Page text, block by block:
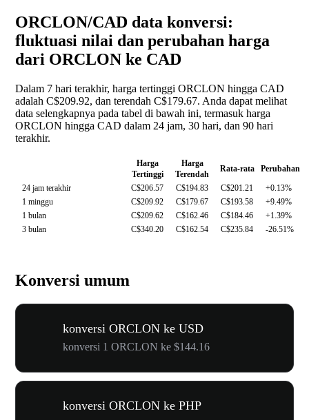
ORCLON/CAD data konversi:
fluktuasi nilai dan perubahan harga
dari ORCLON ke CAD
Dalam 7 hari terakhir, harga tertinggi ORCLON hingga CAD
adalah C$209.92, dan terendah C$179.67. Anda dapat melihat
data selengkapnya pada tabel di bawah ini, termasuk harga
ORCLON hingga CAD dalam 24 jam, 30 hari, dan 90 hari
terakhir.
Harga
Tertinggi
Harga
Terendah
Rata-rata
Perubahan
24 jam terakhir
C$206.57 C$194.83 C$201.21
+0.13%
1 minggu
C$209.92 C$179.67 C$193.58
+9.49%
1 bulan
C$209.62 C$162.46 C$184.46
+1.39%
3 bulan
C$340.20 C$162.54 C$235.84 -26.51%
Konversi umum
konversi ORCLON ke USD
konversi 1 ORCLON ke $144.16
konversi ORCLON ke PHP